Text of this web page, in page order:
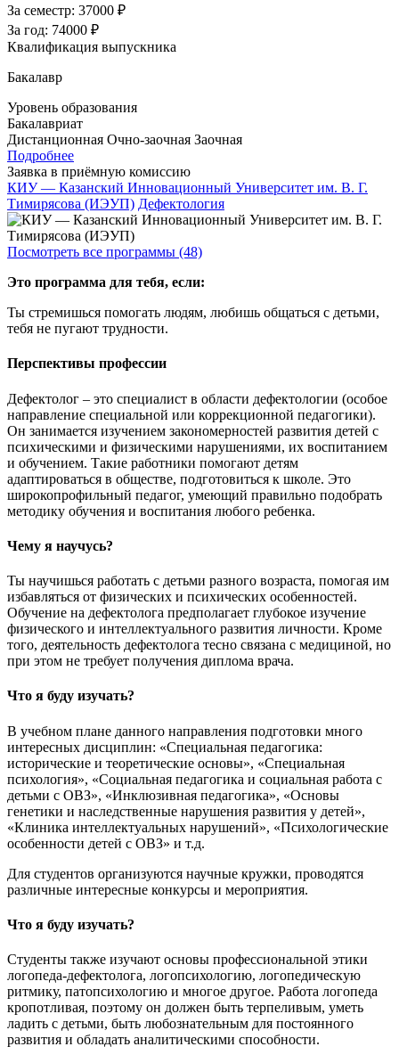
За семестр: 37000 ₽
За год: 74000 ₽
Квалификация выпускника
Бакалавр
Уровень образования
Бакалавриат
Дистанционная Очно-заочная Заочная
Подробнее
Заявка в приёмную комиссию
КИУ — Казанский Инновационный Университет им. В. Г.
Тимирясова (ИЭУП) Дефектология
Посмотреть все программы (48)
Это программа для тебя, если:
Ты стремишься помогать людям, любишь общаться с детьми,
тебя не пугают трудности.
Перспективы профессии
Дефектолог – это специалист в области дефектологии (особое
направление специальной или коррекционной педагогики).
Он занимается изучением закономерностей развития детей с
психическими и физическими нарушениями, их воспитанием
и обучением. Такие работники помогают детям
адаптироваться в обществе, подготовиться к школе. Это
широкопрофильный педагог, умеющий правильно подобрать
методику обучения и воспитания любого ребенка.
Чему я научусь?
Ты научишься работать с детьми разного возраста, помогая им
избавляться от физических и психических особенностей.
Обучение на дефектолога предполагает глубокое изучение
физического и интеллектуального развития личности. Кроме
того, деятельность дефектолога тесно связана с медициной, но
при этом не требует получения диплома врача.
Что я буду изучать?
В учебном плане данного направления подготовки много
интересных дисциплин: «Специальная педагогика:
исторические и теоретические основы», «Специальная
психология», «Социальная педагогика и социальная работа с
детьми с ОВЗ», «Инклюзивная педагогика», «Основы
генетики и наследственные нарушения развития у детей»,
«Клиника интеллектуальных нарушений», «Психологические
особенности детей с ОВЗ» и т.д.
Для студентов организуются научные кружки, проводятся
различные интересные конкурсы и мероприятия.
Что я буду изучать?
Студенты также изучают основы профессиональной этики
логопеда-дефектолога, логопсихологию, логопедическую
ритмику, патопсихологию и многое другое. Работа логопеда
кропотливая, поэтому он должен быть терпеливым, уметь
ладить с детьми, быть любознательным для постоянного
развития и обладать аналитическими способности.